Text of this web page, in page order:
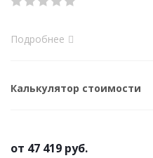
Подробнее
Калькулятор стоимости
от 47 419 руб.